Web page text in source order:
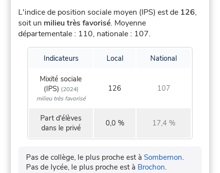
L'indice de position sociale moyen (IPS) est de 126,
soit un milieu très favorisé. Moyenne
départementale : 110, nationale : 107.
Indicateurs Local National
Mixité sociale
(IPS) (2024)
milieu très favorisé
126 107
Part d'élèves
dans le privé
0,0 % 17,4 %
Pas de collège, le plus proche est àSombernon.
Pas de lycée, le plus proche est à Brochon.